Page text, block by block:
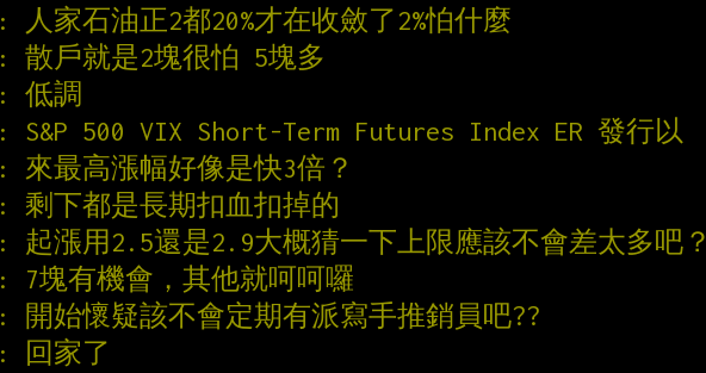
: 人家石油正2都20%才在收斂了2%怕什麼
: 散戶就是2塊很怕 5塊多
: 低調
: S&P 500 VIX Short-Term Futures Index ER 發行以
: 來最高漲幅好像是快3倍？
: 剩下都是長期扣血扣掉的
: 起漲用2.5還是2.9大概猜一下上限應該不會差太多吧？
: 7塊有機會，其他就呵呵囉
: 開始懷疑該不會定期有派寫手推銷員吧??
: 回家了